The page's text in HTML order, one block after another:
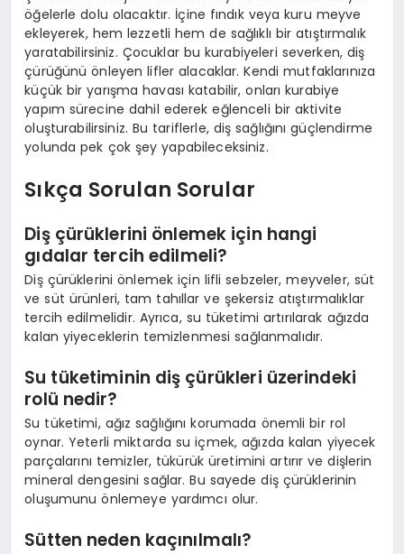
öğelerle dolu olacaktır. İçine fındık veya kuru meyve
ekleyerek, hem lezzetli hem de sağlıklı bir atıştırmalık
yaratabilirsiniz. Çocuklar bu kurabiyeleri severken, diş
çürüğünü önleyen lifler alacaklar. Kendi mutfaklarınıza
küçük bir yarışma havası katabilir, onları kurabiye
yapım sürecine dahil ederek eğlenceli bir aktivite
oluşturabilirsiniz. Bu tariflerle, diş sağlığını güçlendirme
yolunda pek çok şey yapabileceksiniz.
Sıkça Sorulan Sorular
Diş çürüklerini önlemek için hangi
gıdalar tercih edilmeli?
Diş çürüklerini önlemek için lifli sebzeler, meyveler, süt
ve süt ürünleri, tam tahıllar ve şekersiz atıştırmalıklar
tercih edilmelidir. Ayrıca, su tüketimi artırılarak ağızda
kalan yiyeceklerin temizlenmesi sağlanmalıdır.
Su tüketiminin diş çürükleri üzerindeki
rolü nedir?
Su tüketimi, ağız sağlığını korumada önemli bir rol
oynar. Yeterli miktarda su içmek, ağızda kalan yiyecek
parçalarını temizler, tükürük üretimini artırır ve dişlerin
mineral dengesini sağlar. Bu sayede diş çürüklerinin
oluşumunu önlemeye yardımcı olur.
Sütten neden kaçınılmalı?